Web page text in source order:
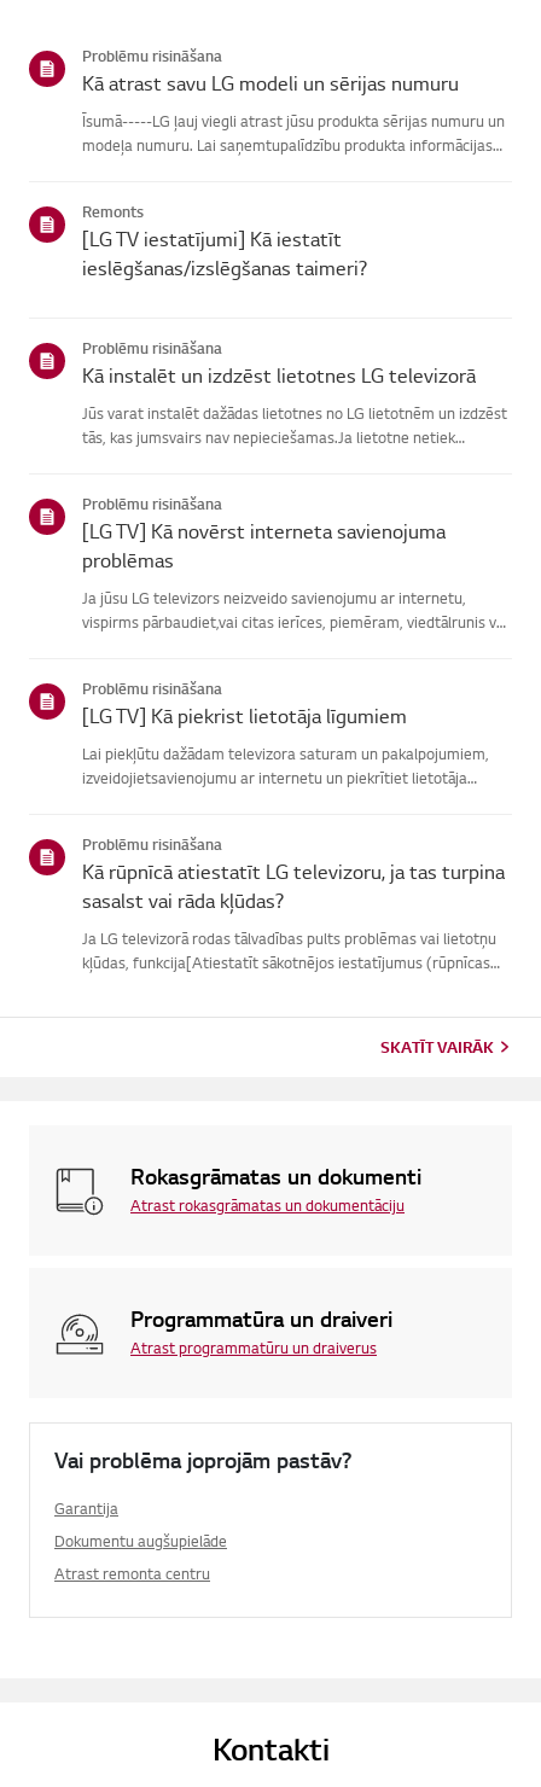
Problēmu risināšana
Kā atrast savu LG modeli un sērijas numuru
Īsumā-----LG ļauj viegli atrast jūsu produkta sērijas numuru un
modeļa numuru. Lai saņemtupalīdzību produkta informācijas
Remonts
[LG TV iestatījumi] Kā iestatīt
ieslēgšanas/izslēgšanas taimeri?
Problēmu risināšana
Kā instalēt un izdzēst lietotnes LG televizorā
Jūs varat instalēt dažādas lietotnes no LG lietotnēm un izdzēst
tās, kas jumsvairs nav nepieciešamas.Ja lietotne netiek
Problēmu risināšana
[LG TV] Kā novērst interneta savienojuma
problēmas
Ja jūsu LG televizors neizveido savienojumu ar internetu,
vispirms pārbaudiet,vai citas ierīces, piemēram, viedtālrunis vai
Problēmu risināšana
[LG TV] Kā piekrist lietotāja līgumiem
Lai piekļūtu dažādam televizora saturam un pakalpojumiem,
izveidojietsavienojumu ar internetu un piekrītiet lietotāja
Problēmu risināšana
Kā rūpnīcā atiestatīt LG televizoru, ja tas turpina
sasalst vai rāda kļūdas?
Ja LG televizorā rodas tālvadības pults problēmas vai lietotņu
kļūdas, funkcija[Atiestatīt sākotnējos iestatījumus (rūpnīcas
SKATĪT VAIRĀK
Rokasgrāmatas un dokumenti
Atrast rokasgrāmatas un dokumentāciju
Programmatūra un draiveri
Atrast programmatūru un draiverus
Vai problēma joprojām pastāv?
Garantija
Dokumentu augšupielāde
Atrast remonta centru
Kontakti